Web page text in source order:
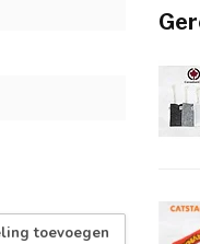
toevoegen